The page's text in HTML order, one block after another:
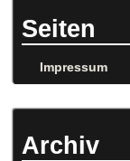
Seiten
Impressum
Archiv